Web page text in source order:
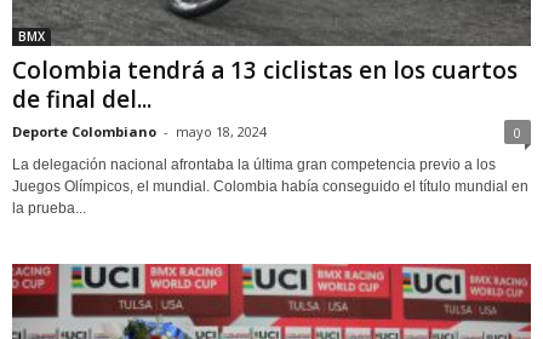
BMX
Colombia tendrá a 13 ciclistas en los cuartos
de final del...
Deporte Colombiano - mayo 18, 2024 0
La delegación nacional afrontaba la última gran competencia previo a los
Juegos Olímpicos, el mundial. Colombia había conseguido el título mundial en
la prueba...